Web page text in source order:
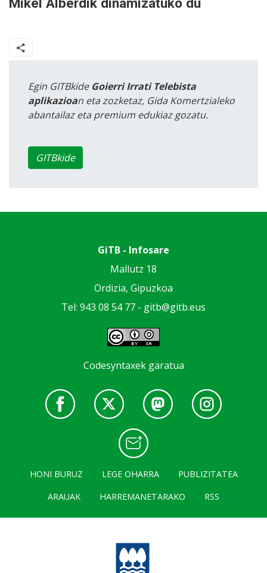
Egin GITBkide Goierri Irrati Telebista
aplikazioan eta zozketaz, Gida Komertzialeko
abantailaz eta premium edukiaz gozatu.
GITBkide
GiTB - Infosare
Mallutz 18
Ordizia, Gipuzkoa
Tel: 943 08 54 77 - gitb@gitb.eus
Codesyntaxek garatua
HONI BURUZ LEGE OHARRA
PUBLIZITATEA
ARAUAK
HARREMANETARAKO RSS